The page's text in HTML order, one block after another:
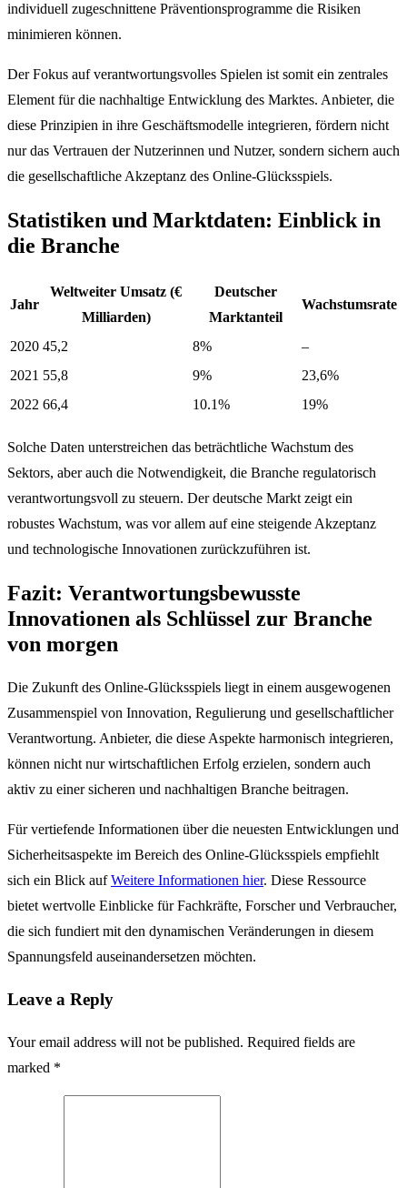
individuell zugeschnittene Präventionsprogramme die Risiken
minimieren können.
Der Fokus auf verantwortungsvolles Spielen ist somit ein zentrales
Element für die nachhaltige Entwicklung des Marktes. Anbieter, die
diese Prinzipien in ihre Geschäftsmodelle integrieren, fördern nicht
nur das Vertrauen der Nutzerinnen und Nutzer, sondern sichern auch
die gesellschaftliche Akzeptanz des Online-Glücksspiels.
Statistiken und Marktdaten: Einblick in
die Branche
Jahr
Weltweiter Umsatz (€
Milliarden)
Deutscher
Marktanteil
Wachstumsrate
2020 45,2 8%
–
2021 55,8 9%
23,6%
2022 66,4 10.1% 19%
Solche Daten unterstreichen das beträchtliche Wachstum des
Sektors, aber auch die Notwendigkeit, die Branche regulatorisch
verantwortungsvoll zu steuern. Der deutsche Markt zeigt ein
robustes Wachstum, was vor allem auf eine steigende Akzeptanz
und technologische Innovationen zurückzuführen ist.
Fazit: Verantwortungsbewusste
Innovationen als Schlüssel zur Branche
von morgen
Die Zukunft des Online-Glücksspiels liegt in einem ausgewogenen
Zusammenspiel von Innovation, Regulierung und gesellschaftlicher
Verantwortung. Anbieter, die diese Aspekte harmonisch integrieren,
können nicht nur wirtschaftlichen Erfolg erzielen, sondern auch
aktiv zu einer sicheren und nachhaltigen Branche beitragen.
Für vertiefende Informationen über die neuesten Entwicklungen und
Sicherheitsaspekte im Bereich des Online-Glücksspiels empfiehlt
sich ein Blick aufWeitere Informationen hier. Diese Ressource
bietet wertvolle Einblicke für Fachkräfte, Forscher und Verbraucher,
die sich fundiert mit den dynamischen Veränderungen in diesem
Spannungsfeld auseinandersetzen möchten.
Leave a Reply
Your email address will not be published. Required fields are
marked *